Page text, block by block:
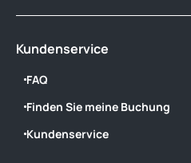
Kundenservice
FAQ
Finden Sie meine Buchung
Kundenservice